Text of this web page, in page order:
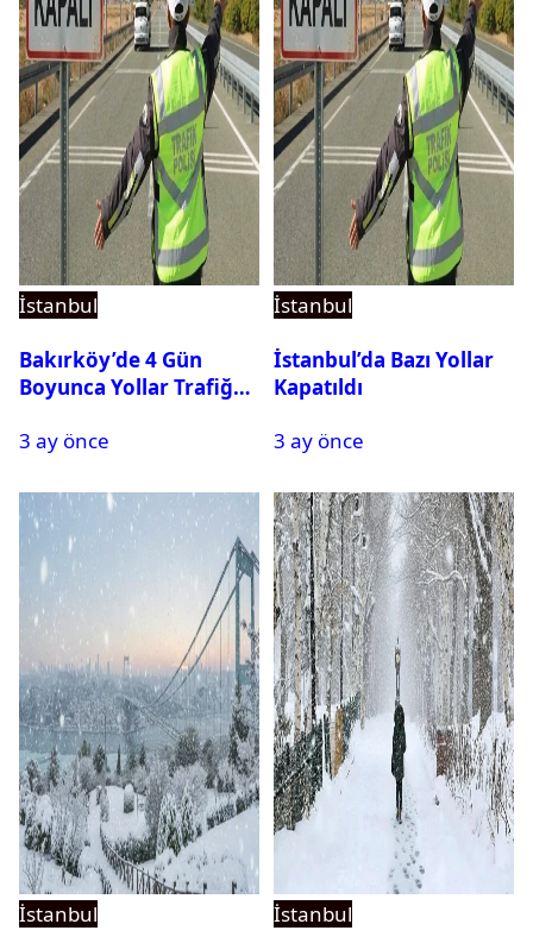
İstanbul
Bakırköy’de 4 Gün
Boyunca Yollar Trafiğe
3 ay önce
İstanbul
İstanbul’da Bazı Yollar
Kapatıldı
3 ay önce
İstanbul
İstanbul